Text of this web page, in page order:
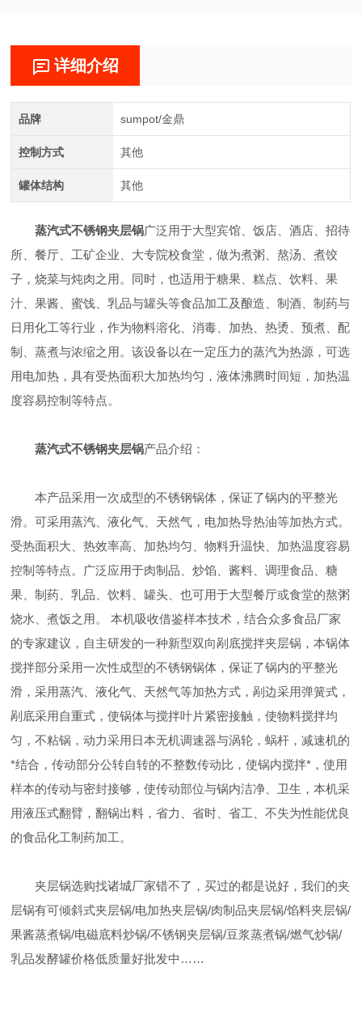
详细介绍
品牌 sumpot/金鼎
控制方式 其他
罐体结构 其他
蒸汽式不锈钢夹层锅广泛用于大型宾馆、饭店、酒店、招待
所、餐厅、工矿企业、大专院校食堂，做为煮粥、熬汤、煮饺
子，烧菜与炖肉之用。同时，也适用于糖果、糕点、饮料、果
汁、果酱、蜜饯、乳品与罐头等食品加工及酿造、制酒、制药与
日用化工等行业，作为物料溶化、消毒、加热、热烫、预煮、配
制、蒸煮与浓缩之用。该设备以在一定压力的蒸汽为热源，可选
用电加热，具有受热面积大加热均匀，液体沸腾时间短，加热温
度容易控制等特点。
蒸汽式不锈钢夹层锅产品介绍：
本产品采用一次成型的不锈钢锅体，保证了锅内的平整光
滑。可采用蒸汽、液化气、天然气，电加热导热油等加热方式。
受热面积大、热效率高、加热均匀、物料升温快、加热温度容易
控制等特点。广泛应用于肉制品、炒馅、酱料、调理食品、糖
果、制药、乳品、饮料、罐头、也可用于大型餐厅或食堂的熬粥
烧水、煮饭之用。 本机吸收借鉴样本技术，结合众多食品厂家
的专家建议，自主研发的一种新型双向剐底搅拌夹层锅，本锅体
搅拌部分采用一次性成型的不锈钢锅体，保证了锅内的平整光
滑，采用蒸汽、液化气、天然气等加热方式，剐边采用弹簧式，
剐底采用自重式，使锅体与搅拌叶片紧密接触，使物料搅拌均
匀，不粘锅，动力采用日本无机调速器与涡轮，蜗杆，减速机的
*结合，传动部分公转自转的不整数传动比，使锅内搅拌*，使用
样本的传动与密封接够，使传动部位与锅内洁净、卫生，本机采
用液压式翻臂，翻锅出料，省力、省时、省工、不失为性能优良
的食品化工制药加工。
夹层锅选购找诸城厂家错不了，买过的都是说好，我们的夹
层锅有可倾斜式夹层锅/电加热夹层锅/肉制品夹层锅/馅料夹层锅/
果酱蒸煮锅/电磁底料炒锅/不锈钢夹层锅/豆浆蒸煮锅/燃气炒锅/
乳品发酵罐价格低质量好批发中……